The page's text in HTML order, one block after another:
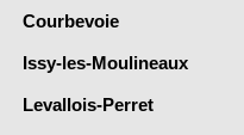
Courbevoie
Issy-les-Moulineaux
Levallois-Perret